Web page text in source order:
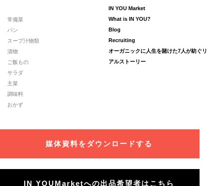
常備菜
パン
スープ汁物類
漬物
ご飯もの
サラダ
主菜
調味料
おかず
IN YOU Market
What is IN YOU?
Blog
Recruiting
オーガニックに人生を賭けた7人が紡ぐリ
アルストーリー
媒体資料をダウンロードする
IN YOUMarketへの出品希望者はこちら